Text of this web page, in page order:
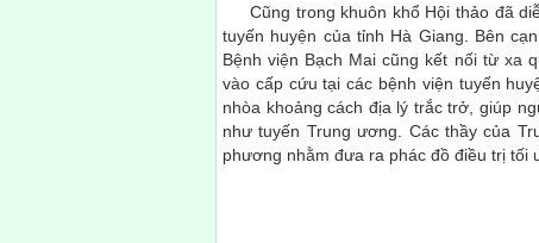
Cũng trong khuôn khổ Hội thảo đã
tuyến huyện của tỉnh Hà Giang. Bên
Bệnh viện Bạch Mai cũng kết nối từ xa
vào cấp cứu tại các bệnh viện tuyến
nhòa khoảng cách địa lý trắc trở, giúp
như tuyến Trung ương. Các thầy của
phương nhằm đưa ra phác đồ điều trị tối